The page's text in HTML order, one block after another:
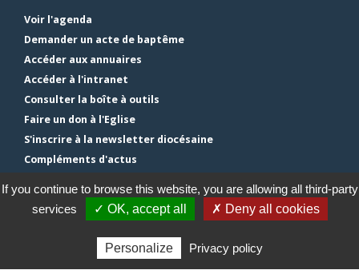
Voir l'agenda
Demander un acte de baptême
Accéder aux annuaires
Accéder à l'intranet
Consulter la boîte à outils
Faire un don à l'Eglise
S'inscrire à la newsletter diocésaine
Compléments d'actus
Mentions légales
Gestion des cookies
If you continue to browse this website, you are allowing all third-party
services
✓ OK, accept all ✗ Deny all cookies
Personalize Privacy policy